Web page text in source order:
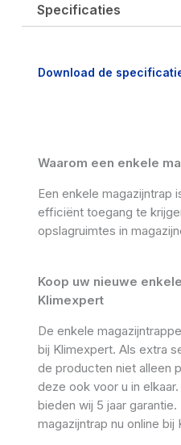
Specificaties
Download de
Waarom een enkele
Een enkele magazijntrap
efficiënt toegang te
opslagruimtes in
Koop uw nieuwe
Klimexpert
De enkele
bij Klimexpert. Als extra
de producten niet alleen
deze ook voor u in
bieden wij 5 jaar
magazijntrap nu online bij